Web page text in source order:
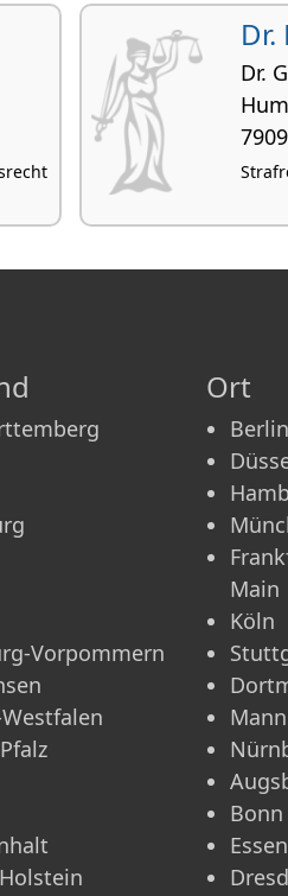
Dr.
Vorpommern
Ort
Berlin
Main
Köln
Bonn
Essen